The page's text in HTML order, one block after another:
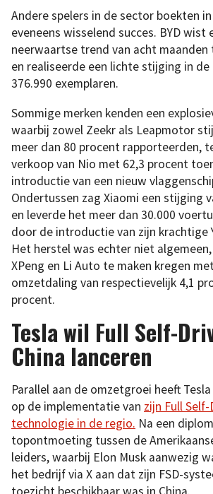
Andere spelers in de sector boekten
eveneens wisselend succes. BYD wist
neerwaartse trend van acht maanden
en realiseerde een lichte stijging in
376.990 exemplaren.
Sommige merken kenden een
waarbij zowel Zeekr als Leapmotor
meer dan 80 procent rapporteerden,
verkoop van Nio met 62,3 procent
introductie van een nieuw
Ondertussen zag Xiaomi een stijging
en leverde het meer dan 30.000
door de introductie van zijn krachtige
Het herstel was echter niet
XPeng en Li Auto te maken kregen
omzetdaling van respectievelijk 4,1
procent.
Tesla wil Full Self-
China lanceren
Parallel aan de omzetgroei heeft
op de implementatie van zijn Full Self-
technologie in de regio. Na een
topontmoeting tussen de
leiders, waarbij Elon Musk aanwezig
het bedrijf via X aan dat zijn FSD-